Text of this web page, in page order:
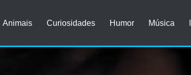
Animais Curiosidades Humor Música